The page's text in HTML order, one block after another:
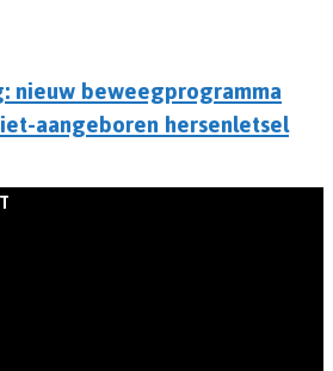
nieuw beweegprogramma
aangeboren hersenletsel